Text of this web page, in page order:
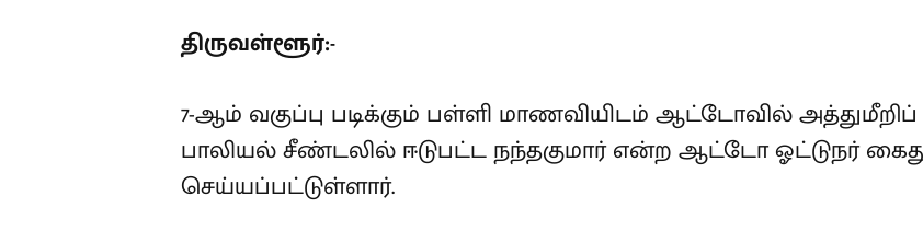
திருவள்ளூர்:-
7-ஆம் வகுப்பு படிக்கும் பள்ளி மாணவியிடம் ஆட்டோவில் அத்துமீறிப்
பாலியல் சீண்டலில் ஈடுபட்ட நந்தகுமார் என்ற ஆட்டோ ஓட்டுநர்
கைது செய்யப்பட்டுள்ளார்.